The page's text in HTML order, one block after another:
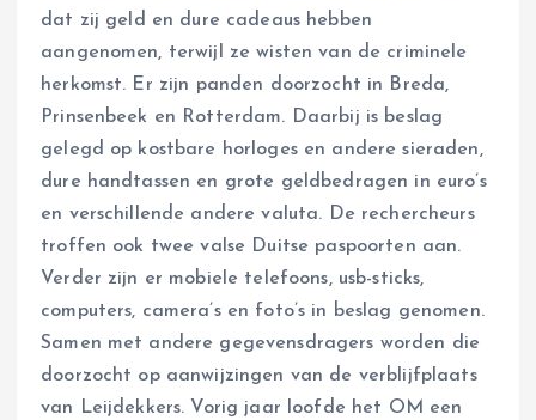
dat zij geld en dure cadeaus hebben
aangenomen, terwijl ze wisten van de criminele
herkomst. Er zijn panden doorzocht in Breda,
Prinsenbeek en Rotterdam. Daarbij is beslag
gelegd op kostbare horloges en andere sieraden,
dure handtassen en grote geldbedragen in euro’s
en verschillende andere valuta. De rechercheurs
troffen ook twee valse Duitse paspoorten aan.
Verder zijn er mobiele telefoons, usb-sticks,
computers, camera’s en foto’s in beslag genomen.
Samen met andere gegevensdragers worden die
doorzocht op aanwijzingen van de verblijfplaats
van Leijdekkers. Vorig jaar loofde het OM een